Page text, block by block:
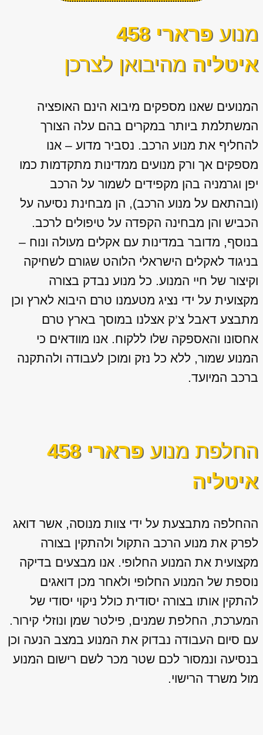
מנוע
פרארי 458
איטליה מהיבואן לצרכן
המנועים שאנו מספקים מיבוא הינם האופציה
המשתלמת ביותר במקרים בהם עלה הצורך
להחליף את מנוע הרכב. נסביר מדוע – אנו
מספקים אך ורק מנועים ממדינות מתקדמות כמו
יפן וגרמניה בהן מקפידים לשמור על הרכב
(ובהתאם על מנוע הרכב), הן מבחינת נסיעה על
הכביש והן מבחינה הקפדה על טיפולים לרכב.
בנוסף, מדובר במדינות עם אקלים מעולה ונוח –
בניגוד לאקלים הישראלי הלוהט שגורם לשחיקה
וקיצור של חיי המנוע. כל מנוע נבדק בצורה
מקצועית על ידי נציג מטעמנו טרם היבוא לארץ וכן
מתבצע דאבל צ’ק אצלנו במוסך בארץ טרם
אחסונו והאספקה שלו ללקוח. אנו מוודאים כי
המנוע שמור, ללא כל נזק ומוכן לעבודה ולהתקנה
ברכב המיועד.
החלפת מנוע
פרארי 458
איטליה
ההחלפה מתבצעת על ידי צוות מנוסה, אשר דואג
לפרק את מנוע הרכב התקול ולהתקין בצורה
מקצועית את המנוע החלופי. אנו מבצעים בדיקה
נוספת של המנוע החלופי ולאחר מכן דואגים
להתקין אותו בצורה יסודית כולל ניקוי יסודי של
המערכת, החלפת שמנים, פילטר שמן ונוזלי קירור.
עם סיום העבודה נבדוק את המנוע במצב הנעה וכן
בנסיעה ונמסור לכם שטר מכר לשם רישום המנוע
מול משרד הרישוי.